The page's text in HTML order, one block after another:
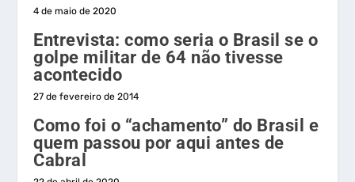
4 de maio de 2020
Entrevista: como seria o Brasil se o
golpe militar de 64 não tivesse
acontecido
27 de fevereiro de 2014
Como foi o “achamento” do Brasil e
quem passou por aqui antes de
Cabral